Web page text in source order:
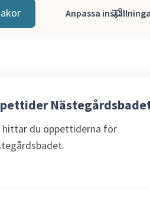
Anpassa
hittar du öppettiderna för